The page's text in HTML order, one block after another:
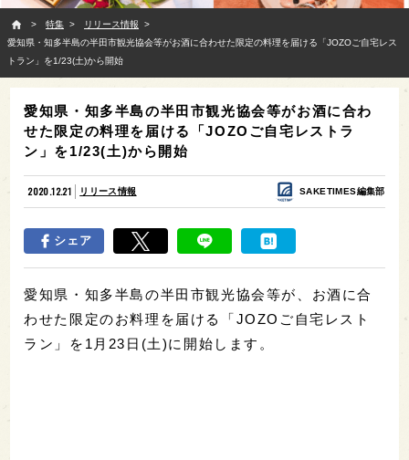
特集
リリース情報
愛知県・知多半島の半田市観光協会等がお酒に合わせた限定の料理を届ける「JOZOご自宅レス
トラン」を1/23(土)から開始
愛知県・知多半島の半田市観光協会等がお酒に合わ
せた限定の料理を届ける「JOZOご自宅レストラ
ン」を1/23(土)から開始
2020.12.21 リリース情報 SAKETIMES編集部
シェア
愛知県・知多半島の半田市観光協会等が、お酒に合
わせた限定のお料理を届ける「JOZOご自宅レスト
ラン」を1月23日(土)に開始します。